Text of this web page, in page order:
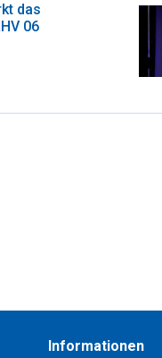
das
06
Informationen